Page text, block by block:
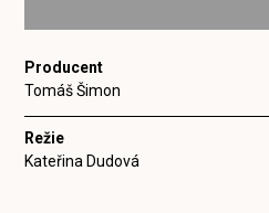
Producent
Tomáš Šimon
Režie
Kateřina Dudová